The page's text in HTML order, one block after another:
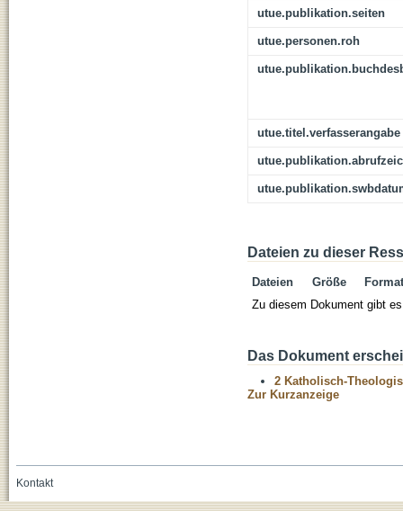
utue.publikation.seiten
utue.personen.roh
utue.titel.verfasserangabe
Dateien zu dieser
Dateien Größe
Format
Zu diesem Dokument gibt
Das Dokument
2 Katholisch-
Zur Kurzanzeige
Kontakt